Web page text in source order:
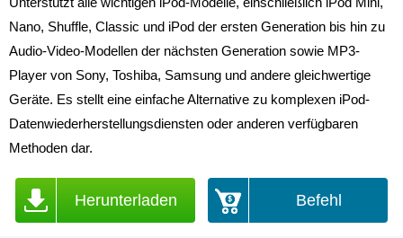
Nano, Shuffle, Classic und iPod der ersten Generation bis hin zu
Audio-Video-Modellen der nächsten Generation sowie MP3-
Player von Sony, Toshiba, Samsung und andere gleichwertige
Geräte. Es stellt eine einfache Alternative zu komplexen iPod-
Datenwiederherstellungsdiensten oder anderen verfügbaren
Methoden dar.
Herunterladen Befehl